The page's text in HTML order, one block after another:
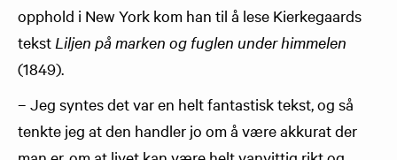
opphold i New York kom han til å lese Kierkegaards
tekst Liljen på marken og fuglen under himmelen
(1849).
– Jeg syntes det var en helt fantastisk tekst, og så
tenkte jeg at den handler jo om å være akkurat der